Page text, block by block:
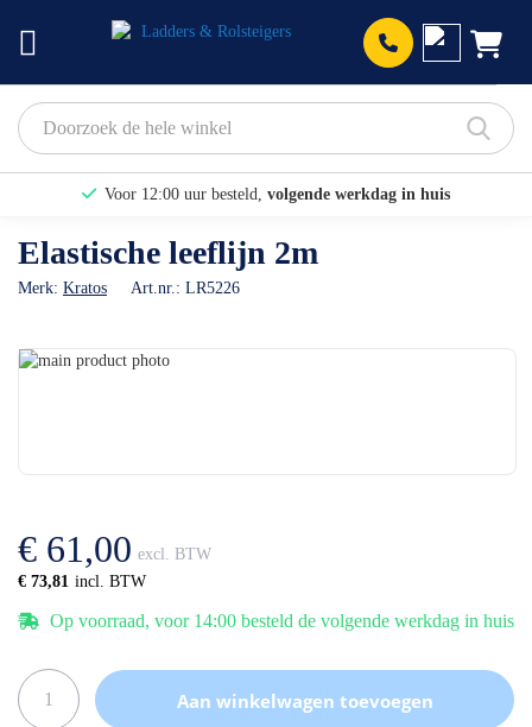
Voor 12:00 uur besteld, volgende werkdag in huis
Bekijk hier onze Actiepagina
Binnen 1 dag een
Elastische leeflijn 2m
Merk: Kratos Art.nr.: LR5226
Ga
gallerij
€ 73,81
€ 61,00
Op voorraad, voor 14:00 besteld de volgende werkdag in huis
Aan winkelwagen toevoegen